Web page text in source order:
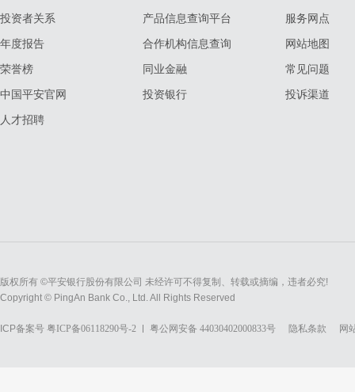
投资者关系
年度报告
荣誉榜
中国平安官网
人才招聘
产品信息查询平台
合作机构信息查询
同业金融
投资银行
服务网点
网站地图
常见问题
投诉渠道
版权所有 ©平安银行股份有限公司 未经许可不得复制、转载或摘编，违者必究!
Copyright © PingAn Bank Co., Ltd. All Rights Reserved
ICP备案号 粤ICP备06118290号-2 粤公网安备 44030402000833号 隐私条款 网